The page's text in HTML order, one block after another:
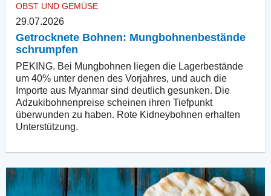
OBST UND GEMÜSE
29.07.2026
Getrocknete Bohnen: Mungbohnenbestände
schrumpfen
PEKING. Bei Mungbohnen liegen die Lagerbestände
um 40% unter denen des Vorjahres, und auch die
Importe aus Myanmar sind deutlich gesunken. Die
Adzukibohnenpreise scheinen ihren Tiefpunkt
überwunden zu haben. Rote Kidneybohnen erhalten
Unterstützung.